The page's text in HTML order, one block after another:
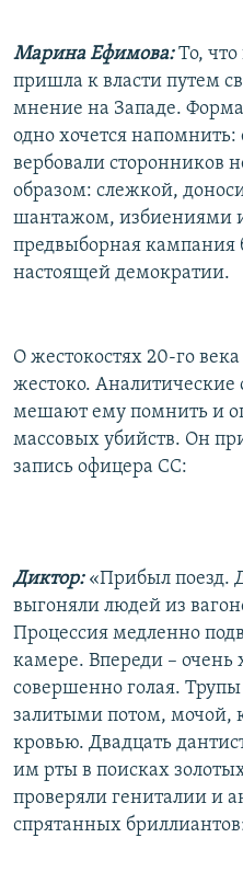
Марина Ефимова: То,
пришла к власти путем
мнение на Западе.
одно хочется
вербовали сторонников
образом: слежкой,
шантажом, избиениями
предвыборная кампания
настоящей демократии.
О жестокостях 20-го
жестоко.
мешают ему помнить и
массовых убийств. Он
запись офицера СС:
Диктор: «Прибыл поезд.
выгоняли людей из
Процессия медленно
камере. Впереди –
совершенно голая.
залитыми потом, мочой,
кровью. Двадцать
им рты в поисках
проверяли гениталии и
спрятанных